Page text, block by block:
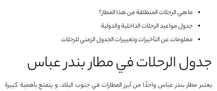
ما هي الرحلات المنطلقة من هذا المطار؟
جدول مواعيد الرحلات الداخلية والدولية
معلومات عن التأخيرات وتغييرات الجدول الزمني للرحلات
جدول الرحلات في مطار بندر عباس
يعتبر مطار بندر عباس واحدًا من أبرز المطارات في جنوب البلاد، و يتمتع بأهمية كبيرة